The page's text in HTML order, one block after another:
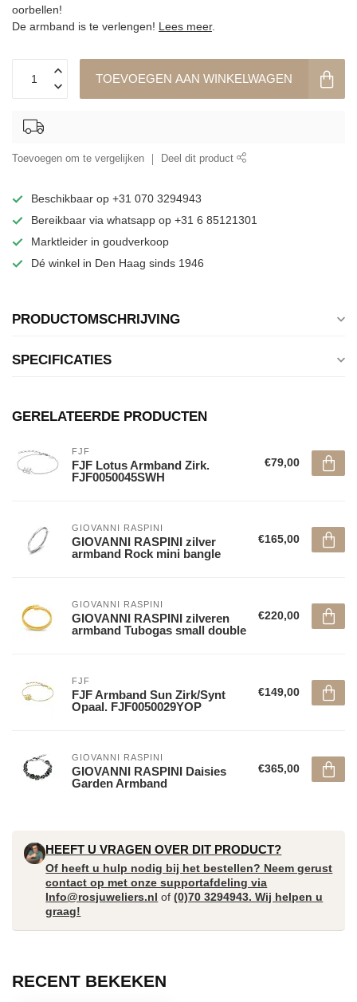
oorbellen!
De armband is te verlengen! Lees meer.
TOEVOEGEN AAN WINKELWAGEN
Toevoegen om te vergelijken Deel dit product
Beschikbaar op +31 070 3294943
Bereikbaar via whatsapp op +31 6 85121301
Marktleider in goudverkoop
Dé winkel in Den Haag sinds 1946
PRODUCTOMSCHRIJVING
SPECIFICATIES
GERELATEERDE PRODUCTEN
FJF
FJF Lotus Armband Zirk.
FJF0050045SWH
€79,00
GIOVANNI RASPINI
GIOVANNI RASPINI zilver
armband Rock mini bangle
€165,00
GIOVANNI RASPINI
GIOVANNI RASPINI zilveren
armband Tubogas small double
€220,00
FJF
FJF Armband Sun Zirk/Synt
Opaal. FJF0050029YOP
€149,00
GIOVANNI RASPINI
GIOVANNI RASPINI Daisies
Garden Armband
€365,00
HEEFT U VRAGEN OVER DIT PRODUCT?
Of heeft u hulp nodig bij het bestellen? Neem gerust
contact op met onze supportafdeling via
Info@rosjuweliers.nl of(0)70 3294943. Wij helpen u
graag!
RECENT BEKEKEN